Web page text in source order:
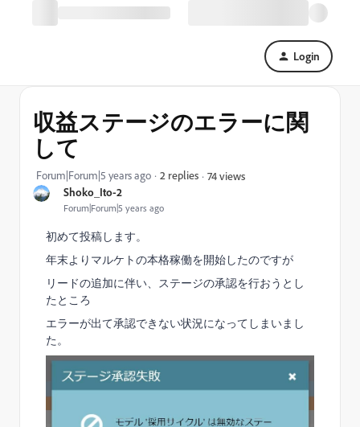
Login
Shoko_Ito-2
Forum|Forum|5 years ago
収益ステージのエラーに関
して
Forum|Forum|5 years ago 2 replies 74 views
初めて投稿します。
年末よりマルケトの本格稼働を開始したのですが
リードの追加に伴い、ステージの承認を行おうとし
たところ
エラーが出て承認できない状況になってしまいまし
た。